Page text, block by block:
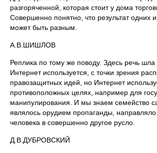
разгоряченной, которая стоит у дома
Совершенно понятно, что результат одних
может быть разным.
А.В.ШИШЛОВ
Реплика по тому же поводу. Здесь речь шла
Интернет используется, с точки зрения
правозащитных идей, но Интернет
противоположных целях, например для
манипулирования. И мы знаем семейство
являлось орудием пропаганды, направляло
человека в совершенно другое русло.
Д.В.ДУБРОВСКИЙ